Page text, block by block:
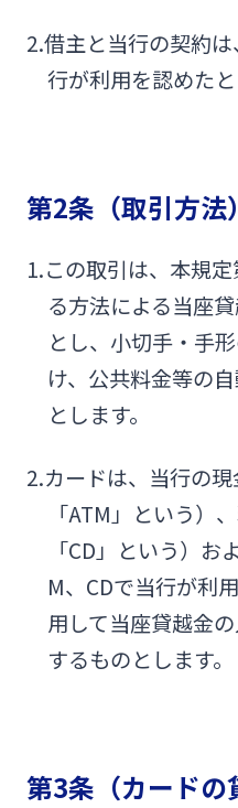
法人・個人事業主のお
宮崎銀行について
ニュースリリース一覧
採用情報
2.借主と当行の契約
行が利用を認めたと
第2条（取引方法）
1.この取引は、本規
る方法による当座
とし、小切手・手
け、公共料金等の
とします。
2.カードは、当行の
「ATM」という）
「CD」という）
M、CDで当行が利
用して当座貸越金
するものとします。
第3条（カードの